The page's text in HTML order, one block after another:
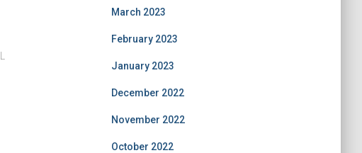
March 2023
February 2023
January 2023
December 2022
November 2022
October 2022